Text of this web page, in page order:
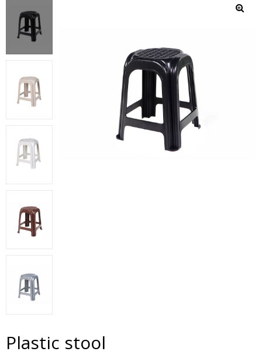
Plastic stool